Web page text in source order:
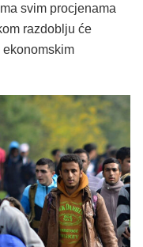
svim procjenama
razdoblju će